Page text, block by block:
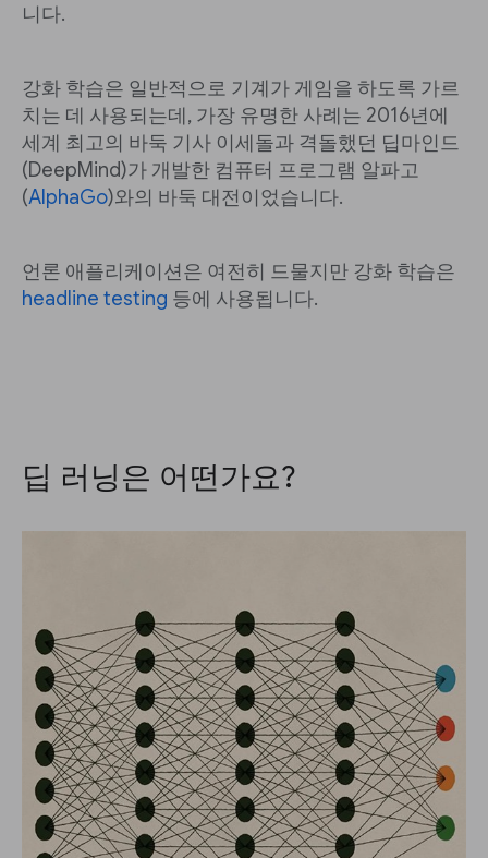
니다.
강화 학습은 일반적으로 기계가 게임을 하도록 가르
치는 데 사용되는데, 가장 유명한 사례는 2016년에
세계 최고의 바둑 기사 이세돌과 격돌했던 딥마인드
(DeepMind)가 개발한 컴퓨터 프로그램 알파고
(AlphaGo)와의 바둑 대전이었습니다.
언론 애플리케이션은 여전히 드물지만 강화 학습은
headline testing 등에 사용됩니다.
딥 러닝은 어떤가요?